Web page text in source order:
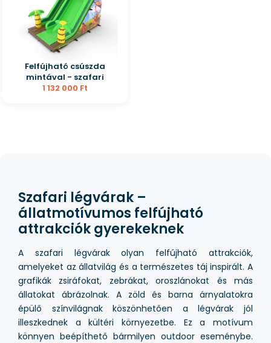
Felfújható csúszda
mintával - szafari
1 132 000 Ft
Szafari légvárak –
állatmotívumos felfújható
attrakciók gyerekeknek
A szafari légvárak olyan felfújható attrakciók,
amelyeket az állatvilág és a természetes táj inspirált. A
grafikák zsiráfokat, zebrákat, oroszlánokat és más
állatokat ábrázolnak. A zöld és barna árnyalatokra
épülő színvilágnak köszönhetően a légvárak jól
illeszkednek a kültéri környezetbe. Ez a motívum
könnyen beépíthető bármilyen outdoor eseménybe.